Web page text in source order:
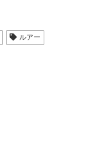
ルアー